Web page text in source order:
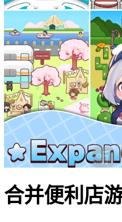
合并便利店